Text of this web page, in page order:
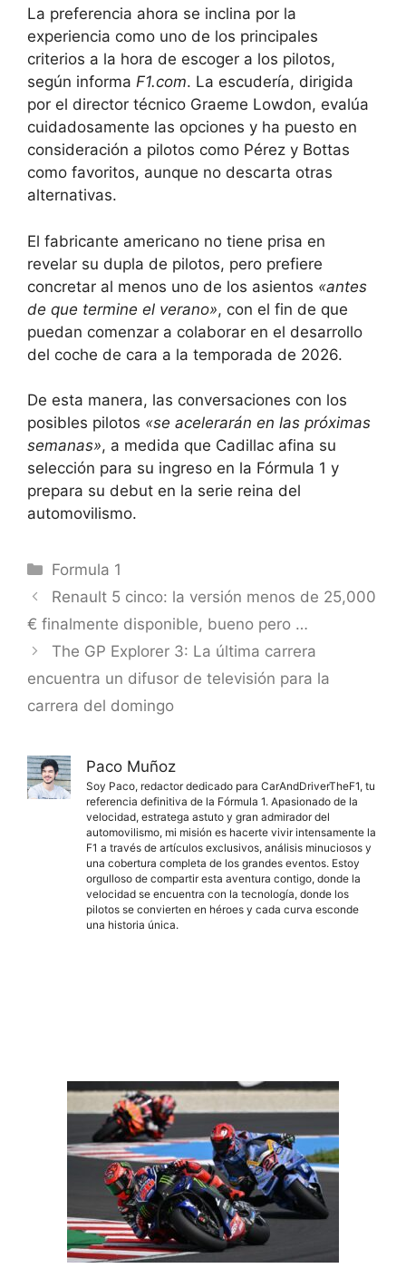
La preferencia ahora se inclina por la
experiencia como uno de los principales
criterios a la hora de escoger a los pilotos,
según informa F1.com. La escudería, dirigida
por el director técnico Graeme Lowdon, evalúa
cuidadosamente las opciones y ha puesto en
consideración a pilotos como Pérez y Bottas
como favoritos, aunque no descarta otras
alternativas.
El fabricante americano no tiene prisa en
revelar su dupla de pilotos, pero prefiere
concretar al menos uno de los asientos «antes
de que termine el verano», con el fin de que
puedan comenzar a colaborar en el desarrollo
del coche de cara a la temporada de 2026.
De esta manera, las conversaciones con los
posibles pilotos «se acelerarán en las próximas
semanas», a medida que Cadillac afina su
selección para su ingreso en la Fórmula 1 y
prepara su debut en la serie reina del
automovilismo.
Categorías
Formula 1
Renault 5 cinco: la versión menos de 25,000
€ finalmente disponible, bueno pero …
The GP Explorer 3: La última carrera
encuentra un difusor de televisión para la
carrera del domingo
Paco Muñoz
Soy Paco, redactor dedicado para CarAndDriverTheF1, tu
referencia definitiva de la Fórmula 1. Apasionado de la
velocidad, estratega astuto y gran admirador del
automovilismo, mi misión es hacerte vivir intensamente la
F1 a través de artículos exclusivos, análisis minuciosos y
una cobertura completa de los grandes eventos. Estoy
orgulloso de compartir esta aventura contigo, donde la
velocidad se encuentra con la tecnología, donde los
pilotos se convierten en héroes y cada curva esconde
una historia única.